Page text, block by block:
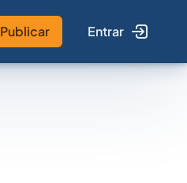
Publicar Entrar